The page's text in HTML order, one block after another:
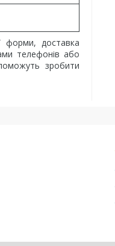
форми, доставка
телефонів або
зробити